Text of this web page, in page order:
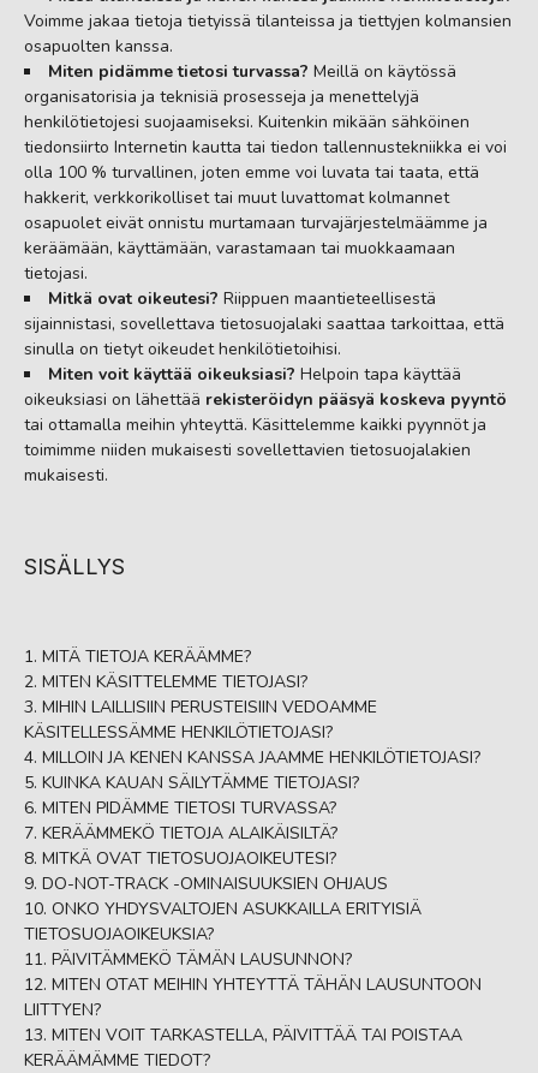
Voimme jakaa tietoja tietyissä tilanteissa ja tiettyjen kolmansien
osapuolten kanssa.
Miten pidämme tietosi turvassa? Meillä on käytössä
organisatorisia ja teknisiä prosesseja ja menettelyjä
henkilötietojesi suojaamiseksi. Kuitenkin mikään sähköinen
tiedonsiirto Internetin kautta tai tiedon tallennustekniikka ei voi
olla 100 % turvallinen, joten emme voi luvata tai taata, että
hakkerit, verkkorikolliset tai muut luvattomat kolmannet
osapuolet eivät onnistu murtamaan turvajärjestelmäämme ja
keräämään, käyttämään, varastamaan tai muokkaamaan
tietojasi.
Mitkä ovat oikeutesi? Riippuen maantieteellisestä
sijainnistasi, sovellettava tietosuojalaki saattaa tarkoittaa, että
sinulla on tietyt oikeudet henkilötietoihisi.
Miten voit käyttää oikeuksiasi? Helpoin tapa käyttää
oikeuksiasi on lähettää rekisteröidyn pääsyä koskeva pyyntö
tai ottamalla meihin yhteyttä. Käsittelemme kaikki pyynnöt ja
toimimme niiden mukaisesti sovellettavien tietosuojalakien
mukaisesti.
SISÄLLYS
MITÄ TIETOJA KERÄÄMME?
MITEN KÄSITTELEMME TIETOJASI?
MIHIN LAILLISIIN PERUSTEISIIN VEDOAMME
KÄSITELLESSÄMME HENKILÖTIETOJASI?
MILLOIN JA KENEN KANSSA JAAMME HENKILÖTIETOJASI?
KUINKA KAUAN SÄILYTÄMME TIETOJASI?
MITEN PIDÄMME TIETOSI TURVASSA?
KERÄÄMMEKÖ TIETOJA ALAIKÄISILTÄ?
MITKÄ OVAT TIETOSUOJAOIKEUTESI?
DO-NOT-TRACK -OMINAISUUKSIEN OHJAUS
ONKO YHDYSVALTOJEN ASUKKAILLA ERITYISIÄ
TIETOSUOJAOIKEUKSIA?
PÄIVITÄMMEKÖ TÄMÄN LAUSUNNON?
MITEN OTAT MEIHIN YHTEYTTÄ TÄHÄN LAUSUNTOON
LIITTYEN?
MITEN VOIT TARKASTELLA, PÄIVITTÄÄ TAI POISTAA
KERÄÄMÄMME TIEDOT?